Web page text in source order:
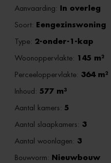
Aanvaarding: In overleg
Soort: Eengezinswoning
Type: 2-onder-1-kap
Woonoppervlakte: 145 m²
Perceeloppervlakte: 364 m²
Inhoud: 577 m³
Aantal kamers: 5
Aantal slaapkamers: 3
Aantal woonlagen: 3
Bouwvorm: Nieuwbouw